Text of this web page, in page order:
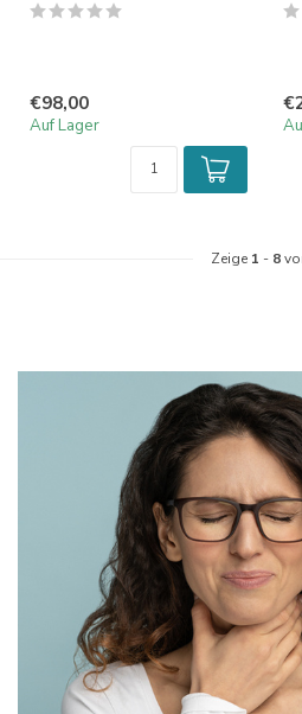
€98,00
Auf Lager
Zeige 1 - 8